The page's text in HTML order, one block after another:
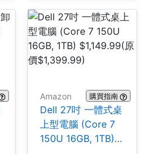
Amazon 購買指南
Dell 27吋 一體式桌
上型電腦 (Core 7
150U 16GB, 1TB)